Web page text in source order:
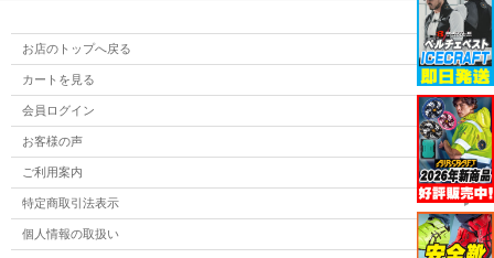
お店のトップへ戻る
カートを見る
会員ログイン
お客様の声
ご利用案内
特定商取引法表示
個人情報の取扱い